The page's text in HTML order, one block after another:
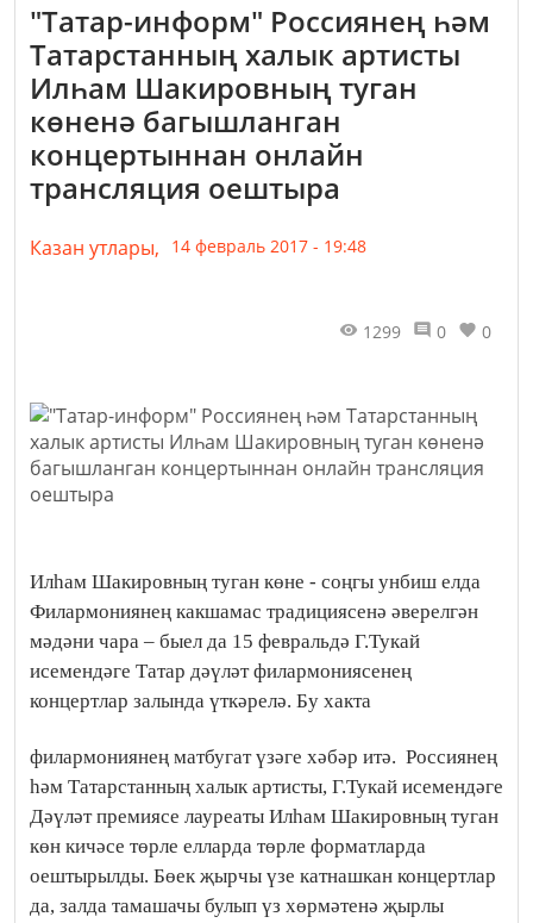
"Татар-информ" Россиянең һәм
Татарстанның халык артисты
Илһам Шакировның туган
көненә багышланган
концертыннан онлайн
трансляция оештыра
Казан утлары, 14 февраль 2017 - 19:48
1299 0 0
Илһам Шакировның туган көне - соңгы унбиш елда
Филармониянең какшамас традициясенә әверелгән
мәдәни чара – быел да 15 февральдә Г.Тукай
исемендәге Татар дәүләт филармониясенең
концертлар залында үткәрелә. Бу хакта
филармониянең матбугат үзәге хәбәр итә. Россиянең
һәм Татарстанның халык артисты, Г.Тукай исемендәге
Дәүләт премиясе лауреаты Илһам Шакировның туган
көн кичәсе төрле елларда төрле форматларда
оештырылды. Бөек җырчы үзе катнашкан концертлар
да, залда тамашачы булып үз хөрмәтенә җырлы